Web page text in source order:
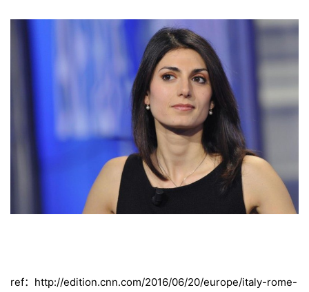
ref：http://edition.cnn.com/2016/06/20/europe/italy-rome-